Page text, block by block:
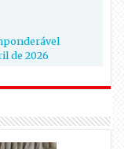
de 2026